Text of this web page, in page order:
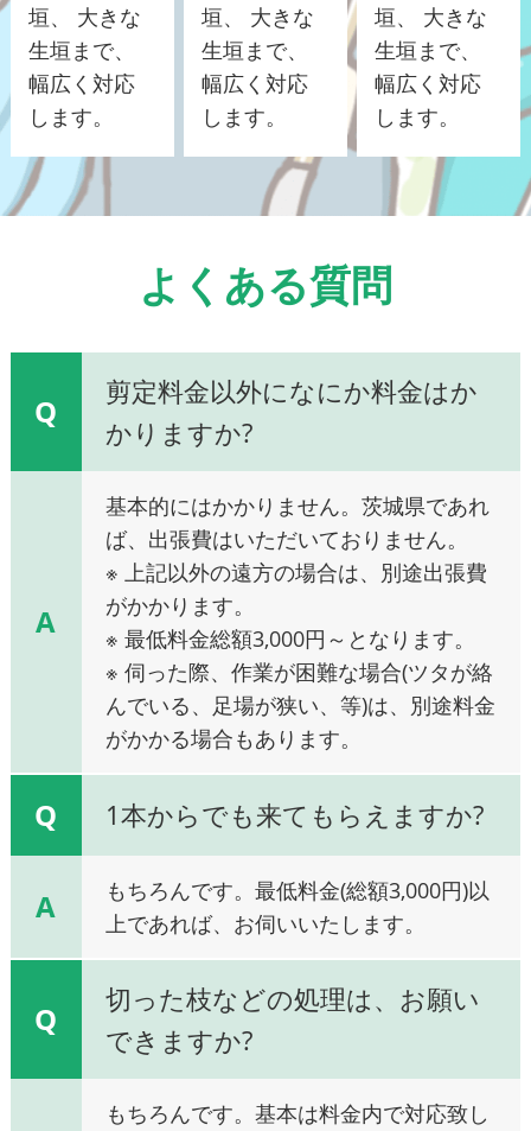
垣、 大きな
生垣まで、
幅広く対応
します。
垣、 大きな
生垣まで、
幅広く対応
します。
垣、 大きな
生垣まで、
幅広く対応
します。
よくある質問
Q
剪定料金以外になにか料金はか
かりますか?
A
基本的にはかかりません。茨城県であれ
ば、出張費はいただいておりません。
※ 上記以外の遠方の場合は、別途出張費
がかかります。
※ 最低料金総額3,000円～となります。
※ 伺った際、作業が困難な場合(ツタが絡
んでいる、足場が狭い、等)は、別途料金
がかかる場合もあります。
Q 1本からでも来てもらえますか?
A
もちろんです。最低料金(総額3,000円)以
上であれば、お伺いいたします。
Q
切った枝などの処理は、お願い
できますか?
もちろんです。基本は料金内で対応致し